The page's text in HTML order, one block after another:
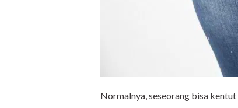
Normalnya, seseorang bisa